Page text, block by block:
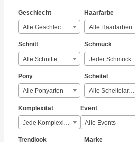
Geschlecht
Alle Geschlechter
Haarfarbe
Alle Haarfarben
Schnitt
Alle Schnitte
Schmuck
Jeder Schmuck
Pony
Alle Ponyarten
Scheitel
Alle Scheitelarten
Komplexität
Jede Komplexität
Event
Alle Events
Trendlook Marke